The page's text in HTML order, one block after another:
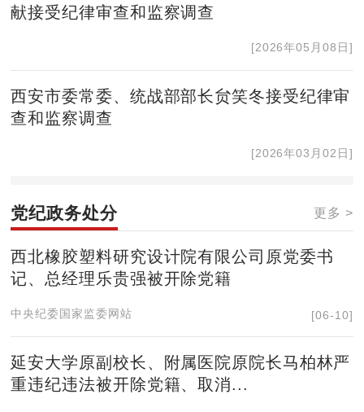
献接受纪律审查和监察调查
[2026年05月08日]
西安市委常委、统战部部长贠笑冬接受纪律审
查和监察调查
[2026年03月02日]
党纪政务处分 更多 >
西北橡胶塑料研究设计院有限公司原党委书
记、总经理乐贵强被开除党籍
中央纪委国家监委网站 [06-10]
延安大学原副校长、附属医院原院长马柏林严
重违纪违法被开除党籍、取消...